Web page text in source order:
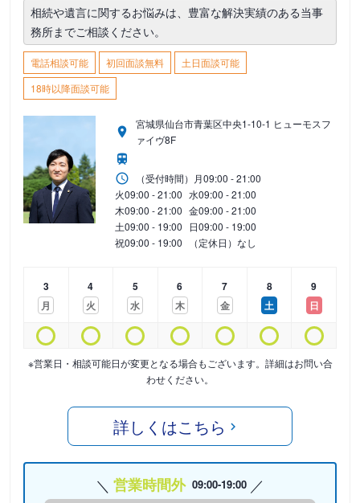
相続や遺言に関するお悩みは、豊富な解決実績のある当事
務所までご相談ください。
電話相談可能 初回面談無料
土日面談可能
18時以降面談可能
宮城県仙台市青葉区中央1-10-1 ヒューモスフ
ァイヴ8F
（受付時間） 月09:00 - 21:00
火09:00 - 21:00 水09:00 - 21:00
木09:00 - 21:00 金09:00 - 21:00
土09:00 - 19:00 日09:00 - 19:00
祝09:00 - 19:00 （定休日）なし
3
月
4
火
5
水
6
木
7
金
8
土
9
日
※営業日・相談可能日が変更となる場合もございます。詳細はお問い合
わせください。
詳しくはこちら
営業時間外 09:00-19:00